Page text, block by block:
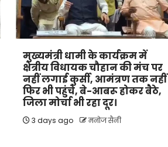
मुख्यमंत्री धामी के कार्यक्रम में
क्षेत्रीय विधायक चौहान की मंच पर
नहीं लगाई कुर्सी, आमंत्रण तक नहीं
फिर भी पहुंचे, बे-आबरू होकर बैठे,
जिला मोर्चा भी रहा दूर।
3 days ago मनोज सैनी